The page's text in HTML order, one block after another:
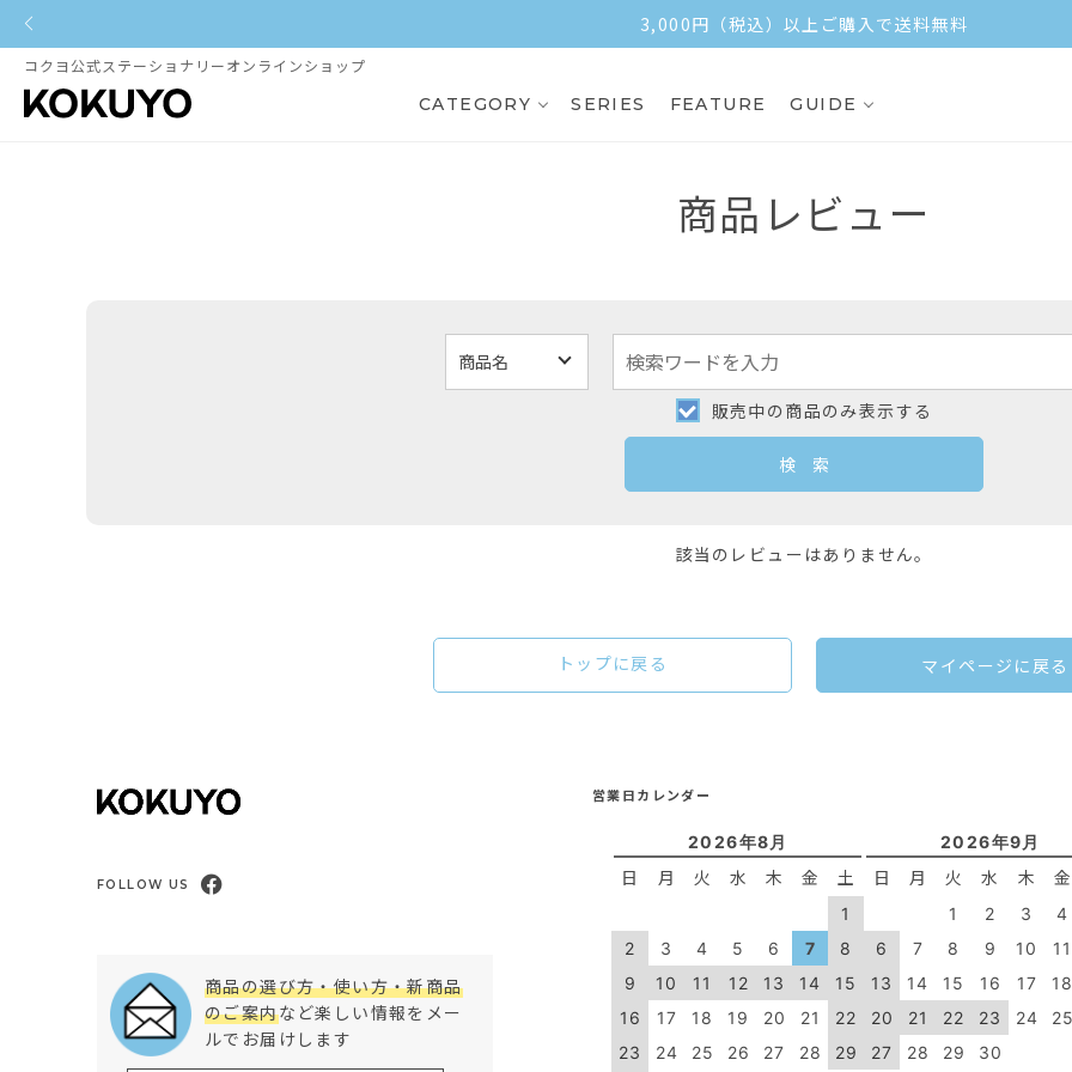
3,000円（税込）以上ご購入で送料無料
コクヨ公式ステーショナリーオンラインショップ
CATEGORY SERIES FEATURE GUIDE
商品レビュー
販売中の商品のみ表示する
該当のレビューはありません。
マイページに戻る
トップに戻る
FOLLOW US
商品の選び方・使い方・新商品
のご案内など楽しい情報をメー
ルでお届けします
営業日カレンダー
2026年8月
日 月 火 水 木 金 土
1
2
3 4 5 6 7
8
9
10 11 12 13 14
15
16
17 18 19 20 21
22
23
24 25 26 27 28 29
2026年9月
日 月 火 水 木 金
1 2 3
4
6
7 8 9 10
11
13
14 15 16 17
20
21 22 23 24
27
28 29 30